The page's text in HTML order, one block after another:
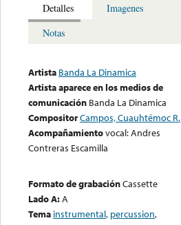
Detalles
Imagenes
Notas
Artista Banda La Dinamica
Artista aparece en los medios de
comunicación Banda La Dinamica
CompositorCampos, Cuauhtémoc R.
Acompañamientovocal: Andres
Contreras Escamilla
Formato de grabaciónCassette
Lado A:A
Tema instrumental, percussion,